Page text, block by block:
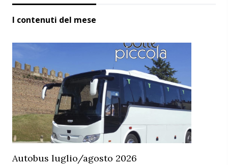
I contenuti del mese
Autobus luglio/agosto 2026